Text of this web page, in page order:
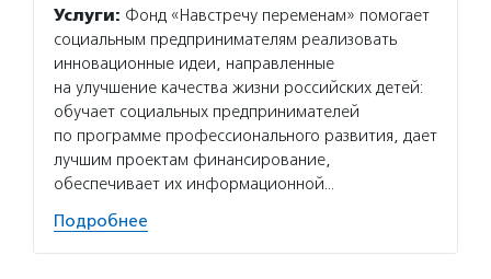
Услуги: Фонд «Навстречу переменам» помогает
социальным предпринимателям реализовать
инновационные идеи, направленные
на улучшение качества жизни российских детей:
обучает социальных предпринимателей
по программе профессионального развития, дает
лучшим проектам финансирование,
обеспечивает их информационной…
Подробнее